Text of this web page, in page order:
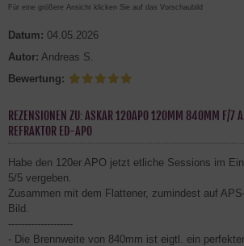
Für eine größere Ansicht klicken Sie auf das Vorschaubild
Datum: 04.05.2026
Autor: Andreas S.
Bewertung:
REZENSIONEN ZU: ASKAR 120APO 120MM 840MM F/7
REFRAKTOR ED-APO
Habe den 120er APO jetzt etliche Sessions im
5/5 vergeben.
Zusammen mit dem Flattener, zumindest auf
Bild.
--------------------
- Die Brennweite von 840mm ist eigtl. ein